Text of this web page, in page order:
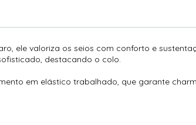
ele valoriza os seios com conforto e
destacando o colo.
em elástico trabalhado, que garante